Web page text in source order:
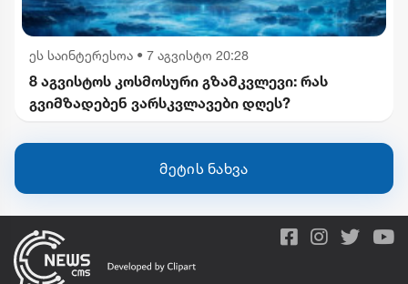
ეს საინტერესოა • 7 აგვისტო 20:28
8 აგვისტოს კოსმოსური გზამკვლევი: რას
გვიმზადებენ ვარსკვლავები დღეს?
მეტის ნახვა